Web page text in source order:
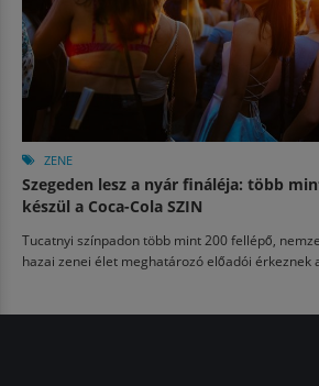
ZENE
Szegeden lesz a nyár fináléja: több
készül a Coca-Cola SZIN
Tucatnyi színpadon több mint 200 fellépő,
hazai zenei élet meghatározó előadói érkeznek